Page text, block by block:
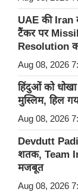
UAE की Iran
टैंकर पर
Resolution
Aug 08, 2026
हिंदुओं को
मुस्लिम, हिल
Aug 08, 2026
Devdutt
शतक, Team
मजबूत
Aug 08, 2026